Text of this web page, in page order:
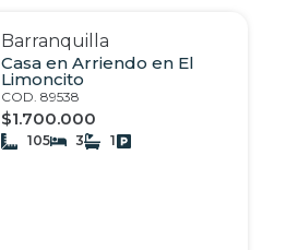
Barranquilla
Casa en Arriendo en El
Limoncito
COD. 89538
$1.700.000
105 3 1